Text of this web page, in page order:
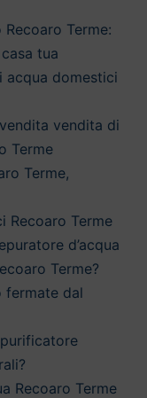
Terme:
tua
acqua domestici
vendita di
Terme
Terme,
Recoaro Terme
d’acqua
Terme?
fermate dal
Recoaro Terme